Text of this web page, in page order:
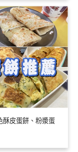
酥皮蛋餅、粉漿蛋